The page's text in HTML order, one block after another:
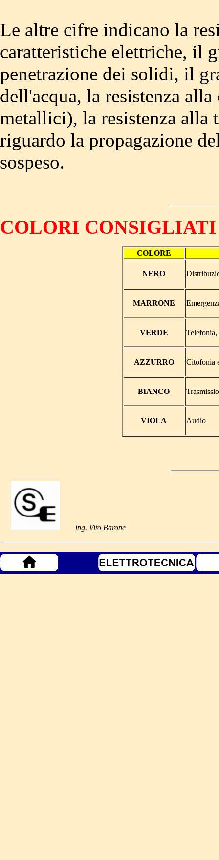
Le altre cifre indicano la
caratteristiche elettriche, il
penetrazione dei solidi, il
dell'acqua, la resistenza
metallici), la resistenza alla
riguardo la propagazione
sospeso.
COLORI
COLORE
NERO
MARRONE
VERDE Telefonia,
AZZURRO Citofonia
BIANCO
VIOLA Audio
ing. Vito Barone